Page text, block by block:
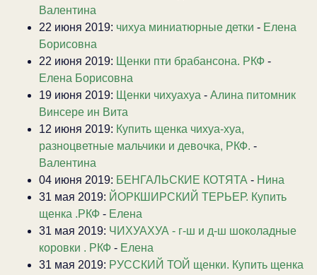
Валентина
22 июня 2019: чихуа миниатюрные детки - Елена
Борисовна
22 июня 2019: Щенки пти брабансона. РКФ -
Елена Борисовна
19 июня 2019: Щенки чихуахуа - Алина питомник
Винсере ин Вита
12 июня 2019: Купить щенка чихуа-хуа,
разноцветные мальчики и девочка, РКФ. -
Валентина
04 июня 2019: БЕНГАЛЬСКИЕ КОТЯТА - Нина
31 мая 2019: ЙОРКШИРСКИЙ ТЕРЬЕР. Купить
щенка .РКФ - Елена
31 мая 2019: ЧИХУАХУА - г-ш и д-ш шоколадные
коровки . РКФ - Елена
31 мая 2019: РУССКИЙ ТОЙ щенки. Купить щенка